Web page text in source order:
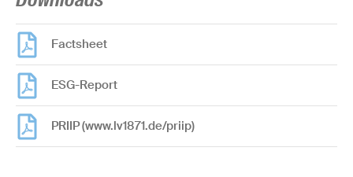
Factsheet
ESG-Report
PRIIP (www.lv1871.de/priip)